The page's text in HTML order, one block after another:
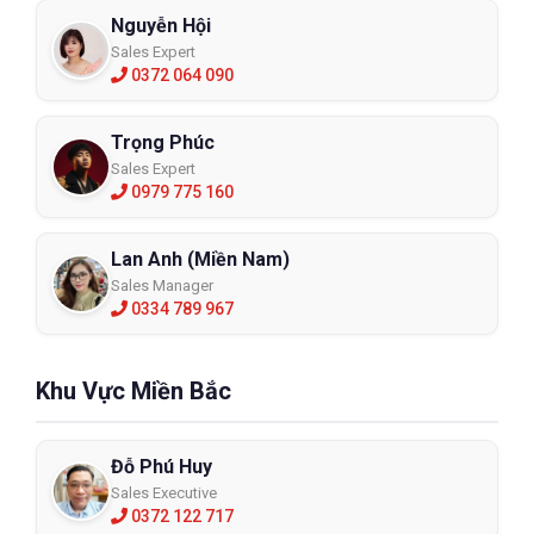
Găng tay chống hóa chất KCL Camatril
733
Nguyễn Hội
Sales Expert
0372 064 090
Trọng Phúc
Sales Expert
0979 775 160
Lan Anh (Miền Nam)
Sales Manager
0334 789 967
Khu Vực Miền Bắc
Đỗ Phú Huy
Sales Executive
0372 122 717